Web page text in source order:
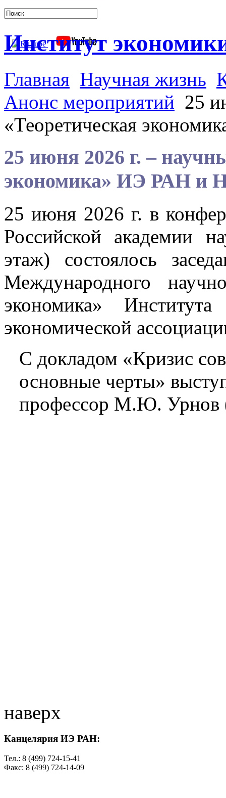
Институт
Главная Научная жизнь
Анонс мероприятий 25
«Теоретическая
25 июня 2026 г. –
экономика» ИЭ РАН и
25 июня 2026 г. в
Российской академии
этаж) состоялось
Международного
экономика»
экономической
С докладом «Кризис
основные черты»
профессор М.Ю.
наверх
Канцелярия ИЭ РАН:
Тел.: 8 (499) 724-15-41
Факс: 8 (499) 724-14-09